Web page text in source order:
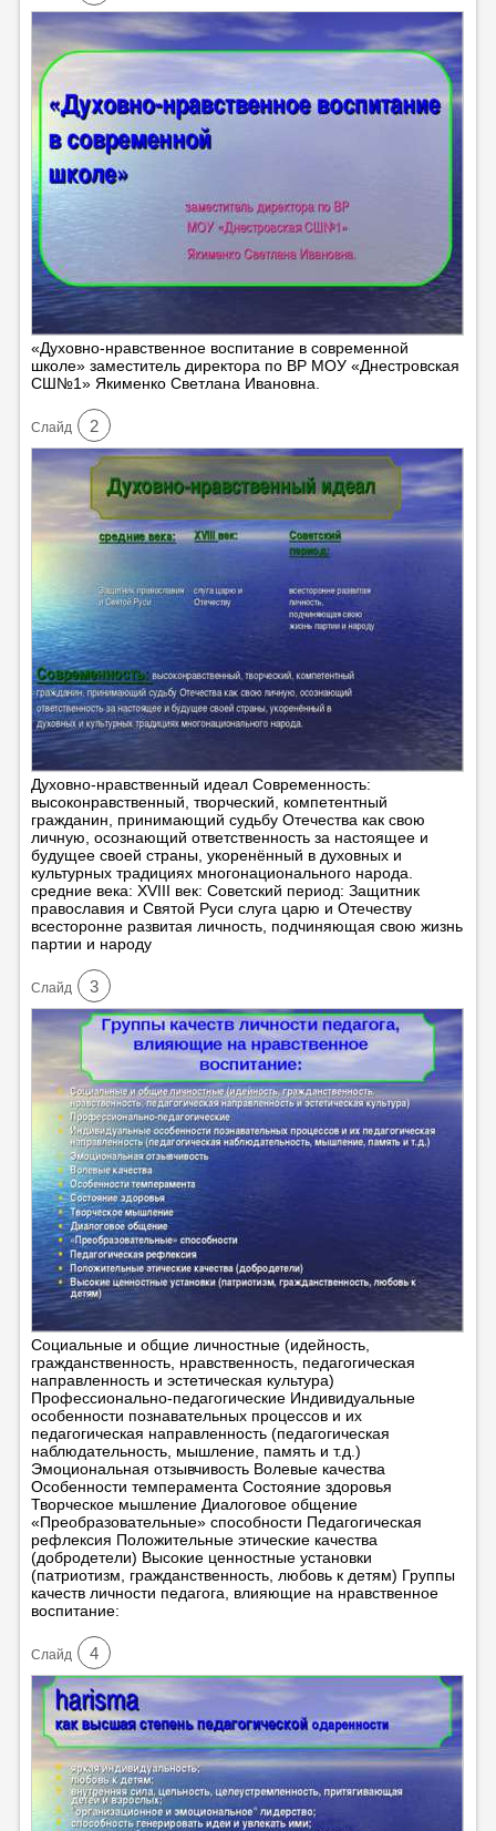
«Духовно-нравственное воспитание в современной
школе» заместитель директора по ВР МОУ «Днестровская
СШ№1» Якименко Светлана Ивановна.
Cлайд 2
Духовно-нравственный идеал Современность:
высоконравственный, творческий, компетентный
гражданин, принимающий судьбу Отечества как свою
личную, осознающий ответственность за настоящее и
будущее своей страны, укоренённый в духовных и
культурных традициях многонационального народа.
средние века: XVIII век: Советский период: Защитник
православия и Святой Руси слуга царю и Отечеству
всесторонне развитая личность, подчиняющая свою жизнь
партии и народу
Cлайд 3
Социальные и общие личностные (идейность,
гражданственность, нравственность, педагогическая
направленность и эстетическая культура)
Профессионально-педагогические Индивидуальные
особенности познавательных процессов и их
педагогическая направленность (педагогическая
наблюдательность, мышление, память и т.д.)
Эмоциональная отзывчивость Волевые качества
Особенности темперамента Состояние здоровья
Творческое мышление Диалоговое общение
«Преобразовательные» способности Педагогическая
рефлексия Положительные этические качества
(добродетели) Высокие ценностные установки
(патриотизм, гражданственность, любовь к детям) Группы
качеств личности педагога, влияющие на нравственное
воспитание:
Cлайд 4